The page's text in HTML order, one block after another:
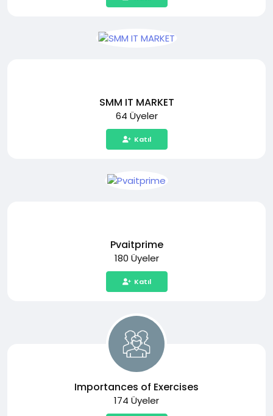
SMM IT MARKET
64 Üyeler
Katıl
Pvaitprime
180 Üyeler
Katıl
Importances of Exercises
174 Üyeler